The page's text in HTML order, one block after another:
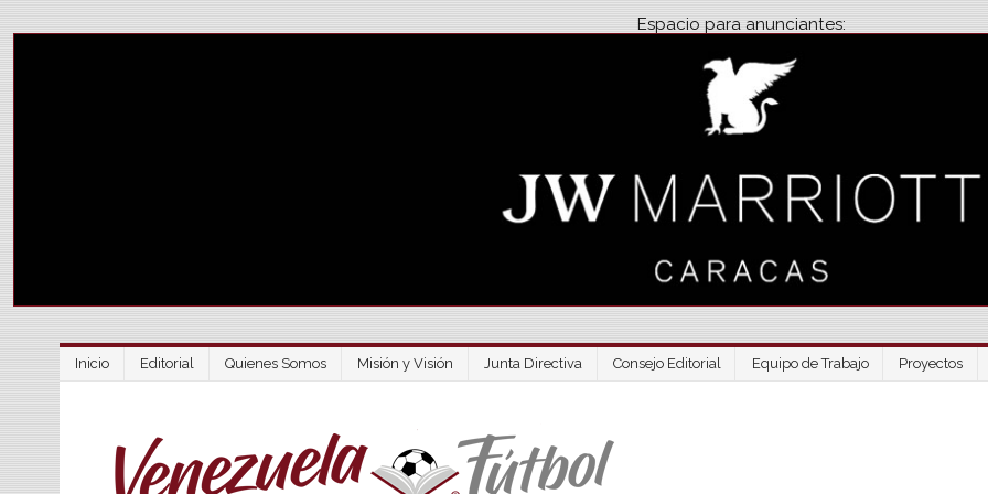
Espacio para anunciantes:
Inicio Editorial Quienes Somos Misión y Visión Junta Directiva Consejo Editorial Equipo de Trabajo Proyectos